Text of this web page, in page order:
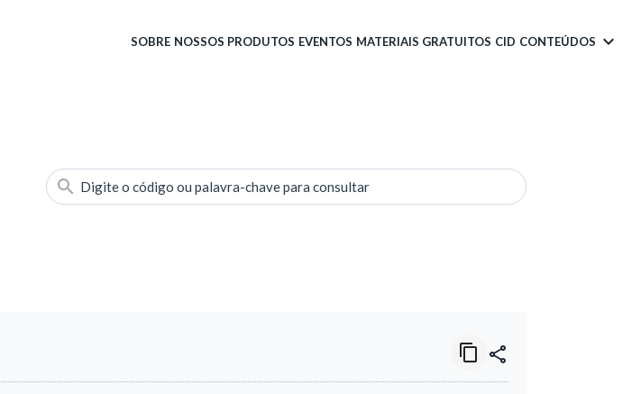
SOBRE NOSSOS PRODUTOS EVENTOS MATERIAIS GRATUITOS CID CONTEÚDOS
Digite o código ou palavra-chave para consultar